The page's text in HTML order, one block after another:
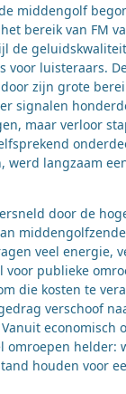
middengolf
bereik van FM
de
voor luisteraars.
zijn grote
signalen
maar verloor
werd langzaam
door de
veel energie,
voor publieke
die kosten te
verschoof
economisch
omroepen helder:
houden voor